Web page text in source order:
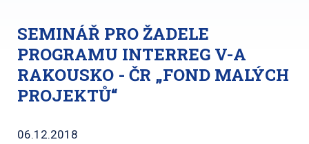
SEMINÁŘ PRO ŽADELE
PROGRAMU INTERREG V-A
RAKOUSKO - ČR „FOND MALÝCH
PROJEKTŮ“
06.12.2018